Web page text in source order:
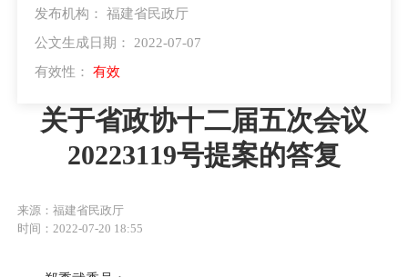
发布机构： 福建省民政厅
公文生成日期： 2022-07-07
有效性： 有效
关于省政协十二届五次会议
20223119号提案的答复
来源：福建省民政厅
时间：2022-07-20 18:55